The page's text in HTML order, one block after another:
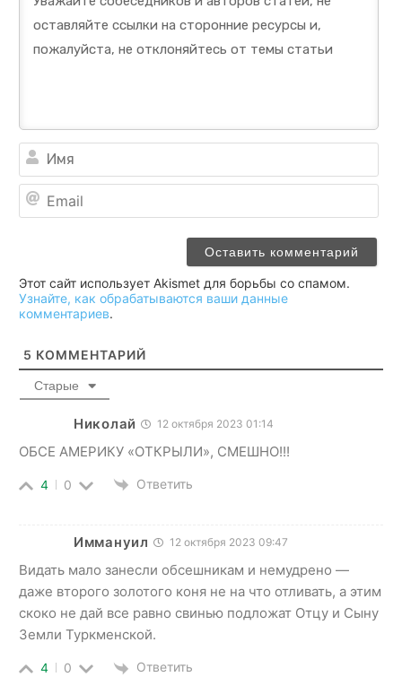
Этот сайт использует Akismet для борьбы со спамом.
Узнайте, как обрабатываются ваши данные
комментариев.
5 КОММЕНТАРИЙ
Старые
Николай 12 октября 2023 01:14
ОБСЕ АМЕРИКУ «ОТКРЫЛИ», СМЕШНО!!!
4 0 Ответить
Иммануил 12 октября 2023 09:47
Видать мало занесли обсешникам и немудрено —
даже второго золотого коня не на что отливать, а этим
скоко не дай все равно свинью подложат Отцу и Сыну
Земли Туркменской.
4 0 Ответить